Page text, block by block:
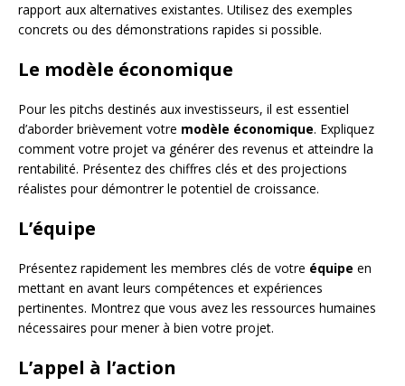
rapport aux alternatives existantes. Utilisez des exemples
concrets ou des démonstrations rapides si possible.
Le modèle économique
Pour les pitchs destinés aux investisseurs, il est essentiel
d’aborder brièvement votre modèle économique. Expliquez
comment votre projet va générer des revenus et atteindre la
rentabilité. Présentez des chiffres clés et des projections
réalistes pour démontrer le potentiel de croissance.
L’équipe
Présentez rapidement les membres clés de votre équipe en
mettant en avant leurs compétences et expériences
pertinentes. Montrez que vous avez les ressources humaines
nécessaires pour mener à bien votre projet.
L’appel à l’action